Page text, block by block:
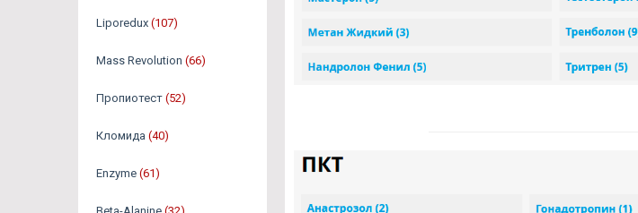
Liporedux (107)
Mass Revolution (66)
Пропиотест (52)
Кломида (40)
Enzyme (61)
Beta-Alanine (32)